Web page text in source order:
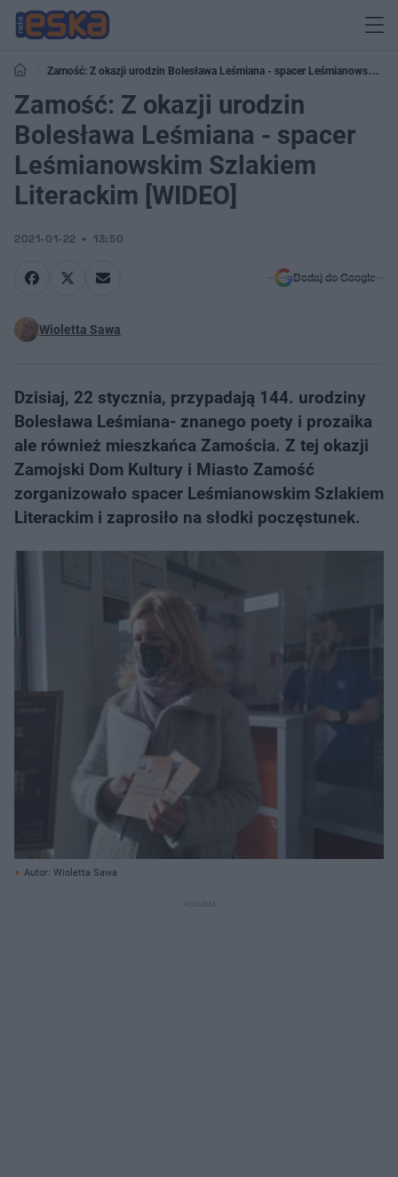
Zamość: Z okazji urodzin Bolesława Leśmiana - spacer Leśmianowskim
Szlakiem Literackim [WIDEO]
Zamość: Z okazji urodzin
Bolesława Leśmiana - spacer
Leśmianowskim Szlakiem
Literackim [WIDEO]
2021-01-22 13:50
Dodaj do Google
Wioletta Sawa
Dzisiaj, 22 stycznia, przypadają 144. urodziny
Bolesława Leśmiana- znanego poety i prozaika
ale również mieszkańca Zamościa. Z tej okazji
Zamojski Dom Kultury i Miasto Zamość
zorganizowało spacer Leśmianowskim Szlakiem
Literackim i zaprosiło na słodki poczęstunek.
Autor: Wioletta Sawa